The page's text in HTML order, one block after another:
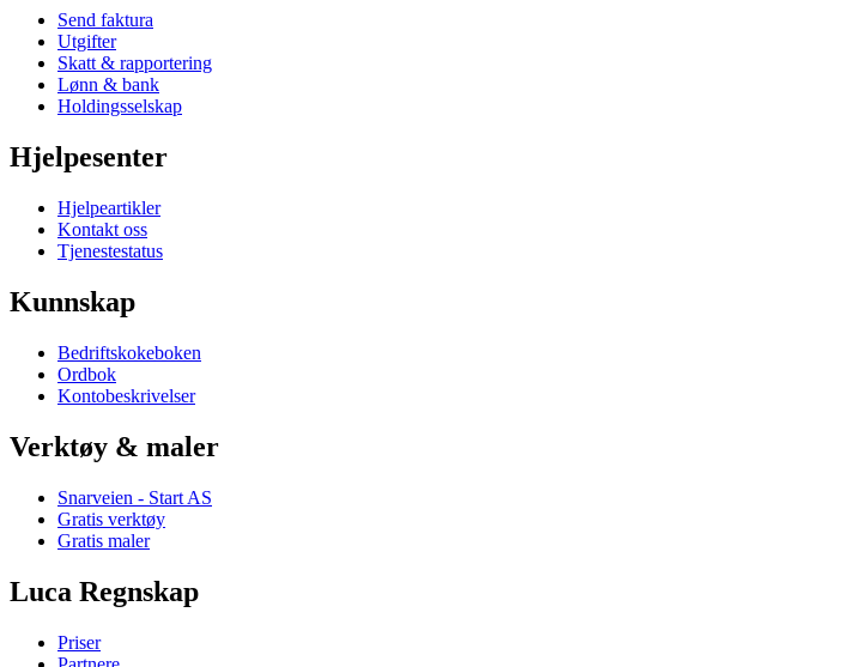
Send faktura
Utgifter
Skatt & rapportering
Lønn & bank
Holdingsselskap
Hjelpesenter
Hjelpeartikler
Kontakt oss
Tjenestestatus
Kunnskap
Bedriftskokeboken
Ordbok
Kontobeskrivelser
Verktøy & maler
Snarveien - Start AS
Gratis verktøy
Gratis maler
Luca Regnskap
Priser